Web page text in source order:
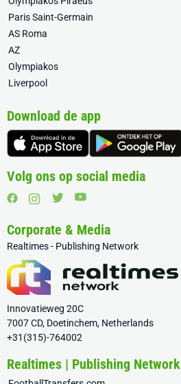
Paris Saint-Germain
AS Roma
AZ
Olympiakos
Liverpool
Download de app
Volg ons op social media
Corporate & Media
Realtimes - Publishing Network
Innovatieweg 20C
7007 CD, Doetinchem, Netherlands
+31(315)-764002
Realtimes | Publishing Network